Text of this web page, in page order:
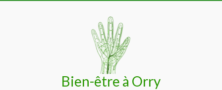
Bien-être à Orry